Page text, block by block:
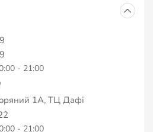
- 21:00
1А, ТЦ Дафі
- 21:00